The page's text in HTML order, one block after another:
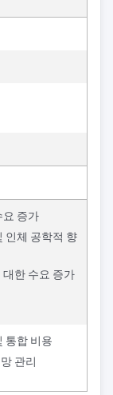
요 증가
인체 공학적 향
대한 수요 증가
통합 비용
관리